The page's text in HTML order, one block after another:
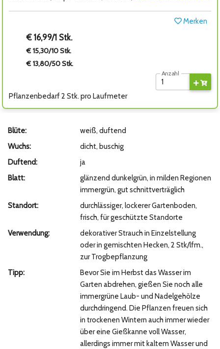
Merken
€ 16,99/1 Stk.
€ 15,30/10 Stk.
€ 13,80/50 Stk.
Anzahl
Pflanzenbedarf 2 Stk. pro Laufmeter
Blüte:
weiß, duftend
Wuchs:
dicht, buschig
Duftend:
ja
Blatt:
glänzend dunkelgrün, in milden Regionen
immergrün, gut schnittverträglich
Standort:
durchlässiger, lockerer Gartenboden,
frisch, für geschützte Standorte
Verwendung:
dekorativer Strauch in Einzelstellung
oder in gemischten Hecken, 2 Stk/lfm.,
zur Trogbepflanzung
Tipp:
Bevor Sie im Herbst das Wasser im
Garten abdrehen, gießen Sie noch alle
immergrüne Laub- und Nadelgehölze
durchdringend. Die Pflanzen freuen sich
in trockenen Wintern auch immer wieder
über eine Gießkanne voll Wasser,
allerdings immer mit kaltem Wasser und